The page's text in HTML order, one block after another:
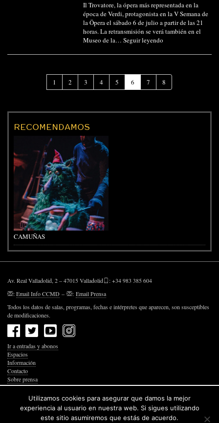
Il Trovatore, la ópera más representada en la
época de Verdi, protagonista en la V Semana de
la Öpera el sábado 6 de julio a partir de las 21
horas. La retransmisión se verá también en el
Museo de la… Seguir leyendo
1 2 3 4 5 6 (Página
actual)
7 8
RECOMENDAMOS
CAMUÑAS
Av. Real Valladolid, 2 – 47015 Valladolid
: +34 983 385 604
:Email Info CCMD – : Email Prensa
Todos los datos de salas, programas, fechas e intérpretes que aparecen, son susceptibles
de modificaciones.
Ir a entradas y abonos
Espacios
Información
Contacto
Sobre prensa
Política de Privacidad
Política de Cookies
Accesibilidad Web
Utilizamos cookies para asegurar que damos la mejor
experiencia al usuario en nuestra web. Si sigues utilizando
este sitio asumiremos que estás de acuerdo.